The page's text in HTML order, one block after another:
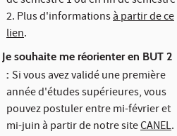
2. Plus d'informationsà partir de ce
lien.
Je souhaite me réorienter en BUT 2
: Si vous avez validé une première
année d'études supérieures, vous
pouvez postuler entre mi-février et
mi-juin à partir de notre siteCANEL.